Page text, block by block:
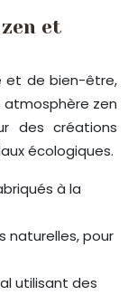
et
et de bien-être,
atmosphère zen
des créations
écologiques.
à la
naturelles, pour
utilisant des